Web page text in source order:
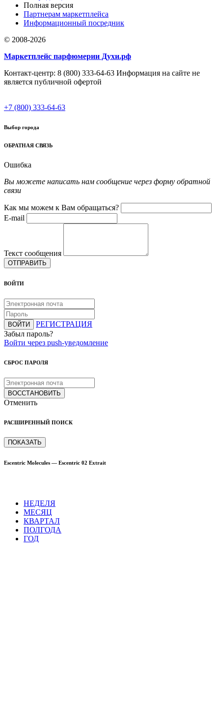
Полная версия
Партнерам маркетплейса
Информационный посредник
© 2008-2026
Маркетплейс парфюмерии Духи.рф
Контакт-центр: 8 (800) 333-64-63 Информация на сайте не
является публичной офертой
+7 (800) 333-64-63
Выбор города
ОБРАТНАЯ СВЯЗЬ
Ошибка
Вы можете написать нам сообщение через форму обратной
связи
Как мы можем к Вам обращаться?
E-mail
Текст сообщения
ОТПРАВИТЬ
ВОЙТИ
ВОЙТИ
РЕГИСТРАЦИЯ
Забыл пароль?
Войти через push-уведомление
СБРОС ПАРОЛЯ
ВОССТАНОВИТЬ
Отменить
РАСШИРЕННЫЙ ПОИСК
ПОКАЗАТЬ
Escentric Molecules — Escentric 02 Extrait
НЕДЕЛЯ
МЕСЯЦ
КВАРТАЛ
ПОЛГОДА
ГОД